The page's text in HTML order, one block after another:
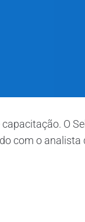
O
com o analista